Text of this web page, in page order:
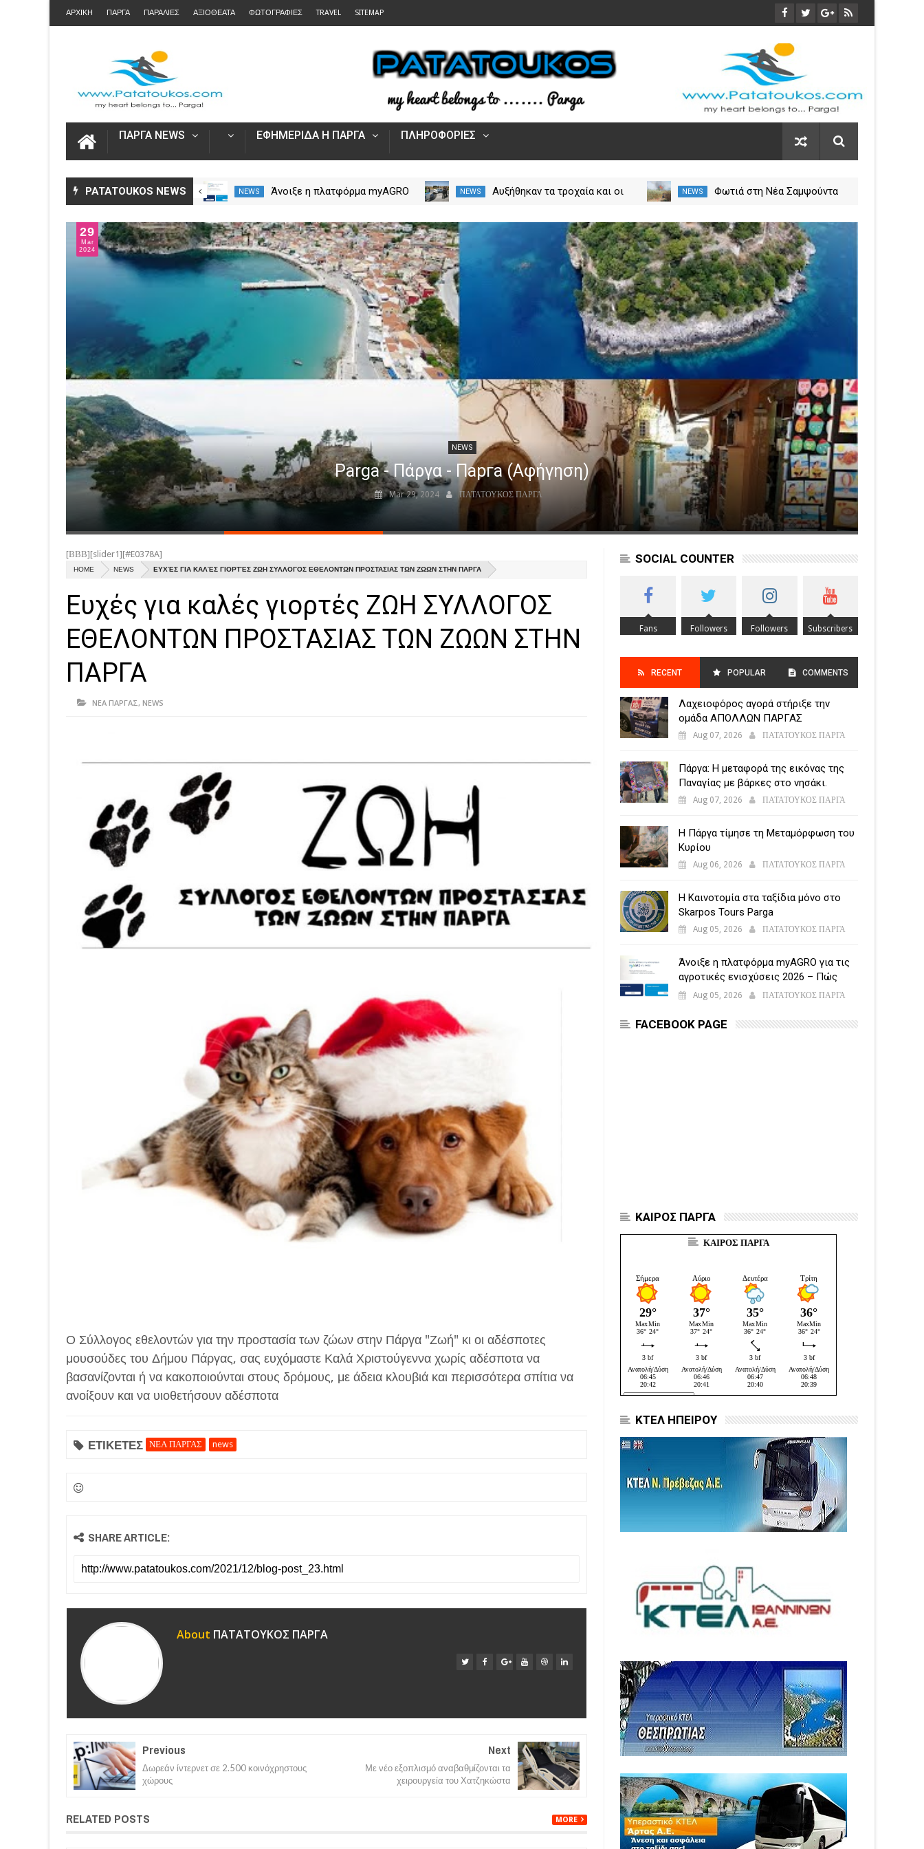
ΑΡΧΙΚΗ ΠΑΡΓΑ ΠΑΡΑΛΙΕΣ ΑΞΙΟΘΕΑΤΑ ΦΩΤΟΓΡΑΦΙΕΣ TRAVEL SITEMAP
ΠΑΡΓΑ NEWS ΕΦΗΜΕΡΙΔΑ Η ΠΑΡΓΑ ΠΛΗΡΟΦΟΡΙΕΣ
PATATOUKOS NEWS
Η Καινοτομία στα ταξίδια μόνο
στο Skarpos Tours Parga
NEWS
Άνοιξε η πλατφόρμα myAGRO
Ενιαία Αίτηση Ενίσχυσης
NEWS
Αυξήθηκαν τα τροχαία και οι
NEWS
Φωτιά στη Νέα Σαμψούντα
δυνάμεις
29
Mar
2024
NEWS
Parga - Πάργα - Парга (Αφήγηση)
Mar 29, 2024 ΠΑΤΑΤΟΥΚΟΣ ΠΑΡΓΑ
[ΒΒΒ][slider1][#E0378A]
HOME NEWS ΕΥΧΈΣ ΓΙΑ ΚΑΛΈΣ ΓΙΟΡΤΈΣ ΖΩΗ ΣΥΛΛΟΓΟΣ ΕΘΕΛΟΝΤΩΝ ΠΡΟΣΤΑΣΙΑΣ ΤΩΝ ΖΩΩΝ ΣΤΗΝ ΠΑΡΓΑ
Ευχές για καλές γιορτές ΖΩΗ ΣΥΛΛΟΓΟΣ
ΕΘΕΛΟΝΤΩΝ ΠΡΟΣΤΑΣΙΑΣ ΤΩΝ ΖΩΩΝ ΣΤΗΝ
ΠΑΡΓΑ
ΝΕΑ ΠΑΡΓΑΣ, NEWS
Ο Σύλλογος εθελοντών για την προστασία των ζώων στην Πάργα "Ζωή" κι οι αδέσποτες
μουσούδες του Δήμου Πάργας, σας ευχόμαστε Καλά Χριστούγεννα χωρίς αδέσποτα να
βασανίζονται ή να κακοποιούνται στους δρόμους, με άδεια κλουβιά και περισσότερα σπίτια να
ανοίξουν και να υιοθετήσουν αδέσποτα
ΕΤΙΚΕΤΕΣ ΝΕΑ ΠΑΡΓΑΣ news
SHARE ARTICLE:
About ΠΑΤΑΤΟΥΚΟΣ ΠΑΡΓΑ
Previous
Δωρεάν ίντερνετ σε 2.500 κοινόχρηστους
χώρους
Next
Με νέο εξοπλισμό αναβαθμίζονται τα
χειρουργεία του Χατζηκώστα
RELATED POSTS MORE
SOCIAL COUNTER
Fans Followers Followers Subscribers
RECENT POPULAR
POSTS
COMMENTS
Λαχειοφόρος αγορά στήριξε την
ομάδα ΑΠΟΛΛΩΝ ΠΑΡΓΑΣ
Aug 07, 2026 ΠΑΤΑΤΟΥΚΟΣ ΠΑΡΓΑ
Πάργα: Η μεταφορά της εικόνας της
Παναγίας με βάρκες στο νησάκι.
Aug 07, 2026 ΠΑΤΑΤΟΥΚΟΣ ΠΑΡΓΑ
Η Πάργα τίμησε τη Μεταμόρφωση του
Κυρίου
Aug 06, 2026 ΠΑΤΑΤΟΥΚΟΣ ΠΑΡΓΑ
Η Καινοτομία στα ταξίδια μόνο στο
Skarpos Tours Parga
Aug 05, 2026 ΠΑΤΑΤΟΥΚΟΣ ΠΑΡΓΑ
Άνοιξε η πλατφόρμα myAGRO για τις
αγροτικές ενισχύσεις 2026 – Πώς
υποβάλλεται η Ενιαία Αίτηση
Aug 05, 2026 ΠΑΤΑΤΟΥΚΟΣ ΠΑΡΓΑ
FACEBOOK PAGE
ΚΑΙΡΟΣ ΠΑΡΓΑ
ΚΑΙΡΟΣ ΠΑΡΓΑ
ΚΤΕΛ ΗΠΕΙΡΟΥ